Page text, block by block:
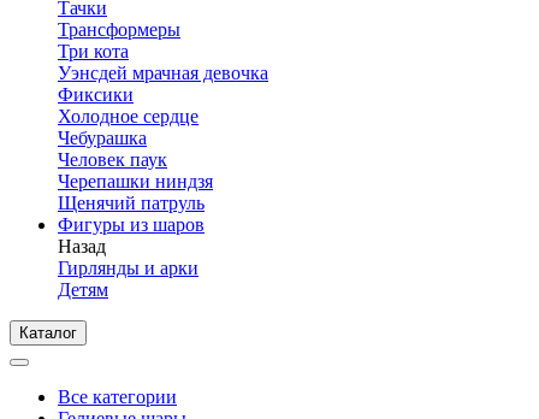
Тачки
Трансформеры
Три кота
Уэнсдей мрачная девочка
Фиксики
Холодное сердце
Чебурашка
Человек паук
Черепашки ниндзя
Щенячий патруль
Фигуры из шаров
Назад
Гирлянды и арки
Детям
Каталог
Все категории